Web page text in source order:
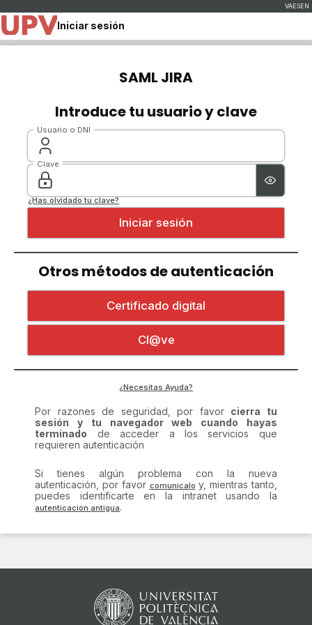
Iniciar sesión
SAML JIRA
Introduce tu usuario y clave
Usuario o DNI
Clave
¿Has olvidado tu clave?
Iniciar sesión
Otros métodos de autenticación
Certificado digital
Cl@ve
¿Necesitas Ayuda?
Por razones de seguridad, por favor cierra tu
sesión y tu navegador web cuando hayas
terminado de acceder a los servicios que
requieren autenticación
Si tienes algún problema con la nueva
autenticación, por favor
comunícalo
y, mientras tanto,
puedes identificarte en la intranet usando la
.